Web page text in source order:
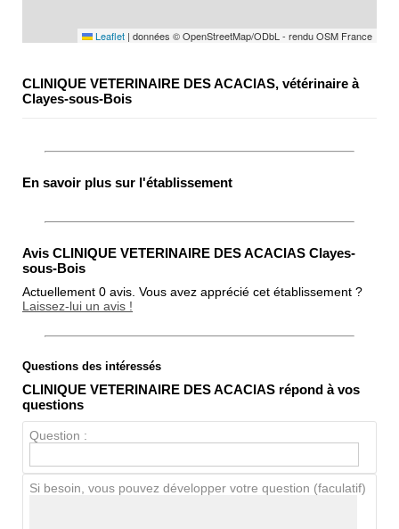
Leaflet | données © OpenStreetMap/ODbL - rendu OSM France
CLINIQUE VETERINAIRE DES ACACIAS, vétérinaire à
Clayes-sous-Bois
En savoir plus sur l'établissement
Avis CLINIQUE VETERINAIRE DES ACACIAS Clayes-
sous-Bois
Actuellement 0 avis. Vous avez apprécié cet établissement ?
Laissez-lui un avis !
Note globale
Propreté
Chien / chat
Questions des intéressés
CLINIQUE VETERINAIRE DES ACACIAS répond à vos
questions
Question :
Si besoin, vous pouvez développer votre question (faculatif)